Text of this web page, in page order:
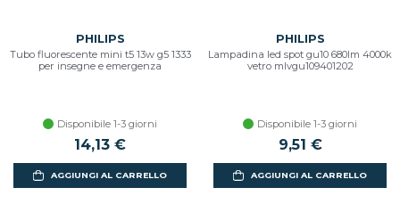
PHILIPS
Tubo fluorescente mini t5 13w g5 1333
per insegne e emergenza
Disponibile 1-3 giorni
14,13 €
AGGIUNGI AL CARRELLO
PHILIPS
Lampadina led spot gu10 680lm 4000k
vetro mlvgu109401202
Disponibile 1-3 giorni
9,51 €
AGGIUNGI AL CARRELLO